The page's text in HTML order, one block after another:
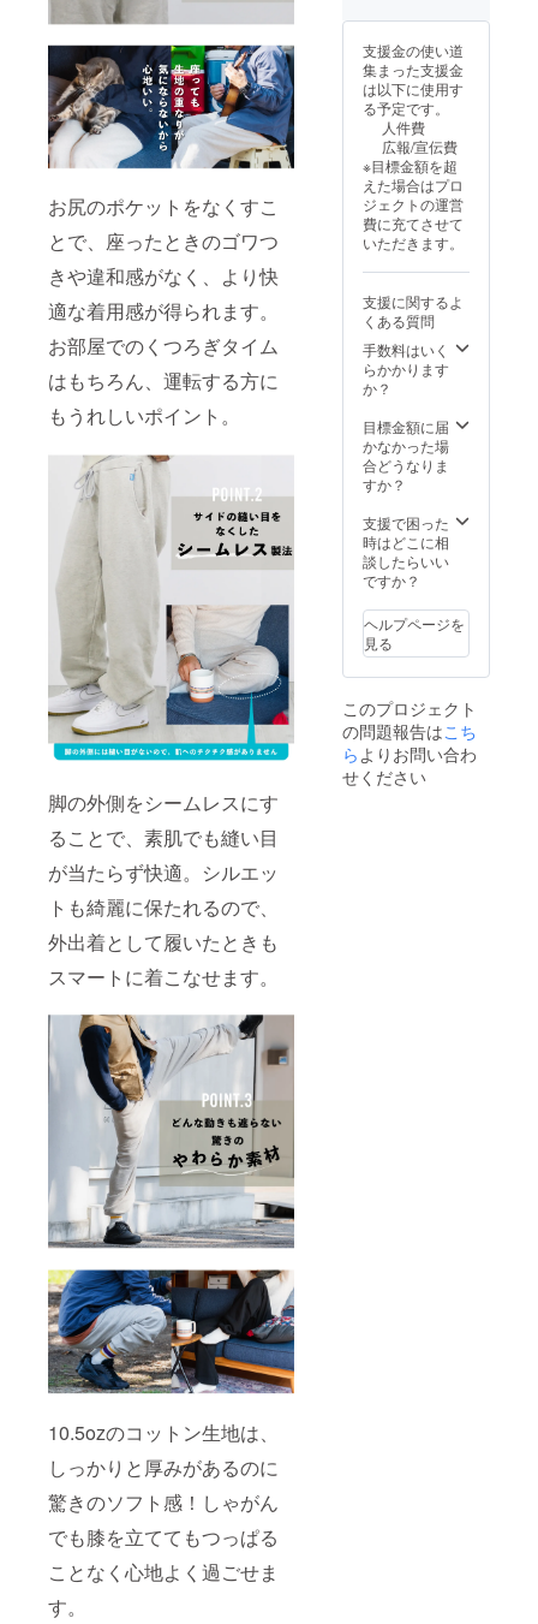
お尻のポケットをなくすこ
とで、座ったときのゴワつ
きや違和感がなく、より快
適な着用感が得られます。
お部屋でのくつろぎタイム
はもちろん、運転する方に
もうれしいポイント。
脚の外側をシームレスにす
ることで、素肌でも縫い目
が当たらず快適。シルエッ
トも綺麗に保たれるので、
外出着として履いたときも
スマートに着こなせます。
10.5ozのコットン生地は、
しっかりと厚みがあるのに
驚きのソフト感！しゃがん
でも膝を立ててもつっぱる
ことなく心地よく過ごせま
す。
状況、
使用部
品の供
給状
況、製
造工程
上の都
合等に
より出
荷時期
が遅れ
る場合
があり
ます。
売予定
価格よ
り下が
る可能
性がご
ざいま
す。 ※
デザイ
ン・仕
様は一
部変更
になる
可能性
もござ
す。ご
了承く
ださ
い。 ※
使用部
品の供
給状
上の都
合等に
より出
荷時期
る場合
があり
ます。
期:2024
26日発
送予定
※皆様の
ご支援
により
量産効
率が向
上した
場合、
正規品
販売価
格が販
価格よ
り下が
る可能
性がご
ざいま
デザイ
ン・仕
様は一
部変更
可能性
もござ
いま
す。ご
ださ
い。 ※
ご注文
状況、
品の供
給状
況、製
造工程
上の都
支援金の使い道
集まった支援金
は以下に使用す
る予定です。
人件費
広報/宣伝費
※目標金額を超
えた場合はプロ
ジェクトの運営
費に充てさせて
いただきます。
支援に関するよ
くある質問
手数料はいく
らかかります
か？
目標金額に届
かなかった場
合どうなりま
すか？
支援で困った
時はどこに相
談したらいい
ですか？
ヘルプページを
見る
このプロジェクト
の問題報告はこち
ら よりお問い合わ
せください